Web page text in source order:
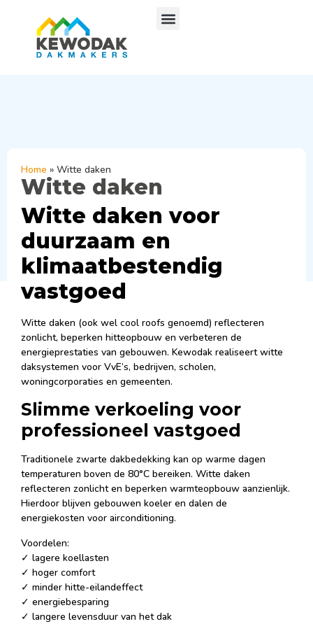
Home » Witte daken
Witte daken
Witte daken voor
duurzaam en
klimaatbestendig
vastgoed
Witte daken (ook wel cool roofs genoemd) reflecteren
zonlicht, beperken hitteopbouw en verbeteren de
energieprestaties van gebouwen. Kewodak realiseert witte
daksystemen voor VvE’s, bedrijven, scholen,
woningcorporaties en gemeenten.
Slimme verkoeling voor
professioneel vastgoed
Traditionele zwarte dakbedekking kan op warme dagen
temperaturen boven de 80°C bereiken. Witte daken
reflecteren zonlicht en beperken warmteopbouw aanzienlijk.
Hierdoor blijven gebouwen koeler en dalen de
energiekosten voor airconditioning.
Voordelen:
✓ lagere koellasten
✓ hoger comfort
✓ minder hitte-eilandeffect
✓ energiebesparing
✓ langere levensduur van het dak